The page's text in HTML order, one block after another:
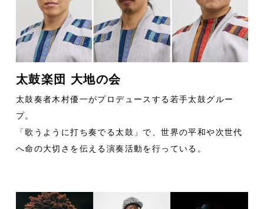
太鼓楽団 大地の会
太鼓奏者木村優一がプロデュースする若手太鼓グルー
プ。
「歌うように打ち奏でる太鼓」で、世界の平和や次世代
へ命の大切さを伝える演奏活動を行っている。